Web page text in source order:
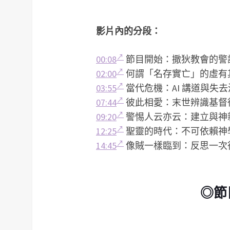
影片內的分段：
00:08
節目開始：撒狄教會的警
02:00
何謂「名存實亡」的虛
03:55
當代危機：AI 講道與失
07:44
彼此相愛：末世辨識基
09:20
警惕人云亦云：建立與
12:25
聖靈的時代：不可依賴
14:45
像賊一樣臨到：反思一
◎節